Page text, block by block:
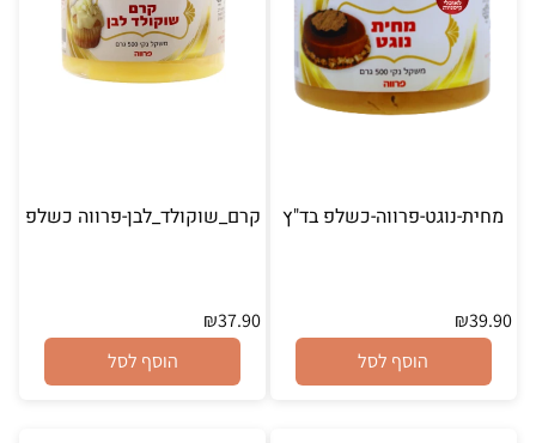
מחית-נוגט-פרווה-כשלפ בד"ץ
₪39.90
הוסף לסל
קרם_שוקולד_לבן-פרווה כשלפ
₪37.90
הוסף לסל